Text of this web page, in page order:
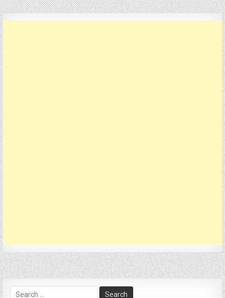
Search